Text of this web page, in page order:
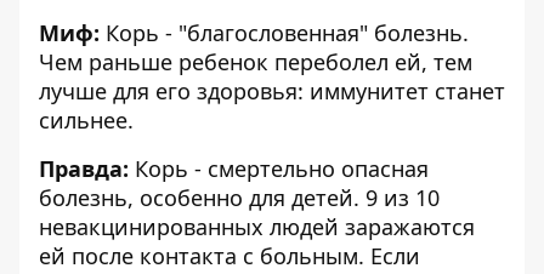
Миф: Корь - "благословенная" болезнь.
Чем раньше ребенок переболел ей, тем
лучше для его здоровья: иммунитет станет
сильнее.
Правда: Корь - смертельно опасная
болезнь, особенно для детей. 9 из 10
невакцинированных людей заражаются
ей после контакта с больным. Если